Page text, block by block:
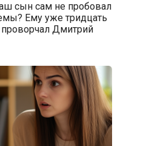
сын сам не пробовал
Ему уже тридцать
Дмитрий